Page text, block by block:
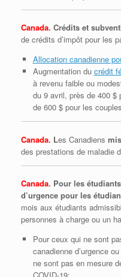
Canada. Crédits et
de crédits d’impôt pour les
Allocation canadienne
Augmentation du crédit
à revenu faible ou
du 9 avril, près de 400 $
de 600 $ pour les
Canada. Les Canadiens
des prestations de maladie
Canada. Pour les
d’urgence pour les
mois aux étudiants
personnes à charge ou un
Pour ceux qui ne sont
canadienne d’urgence
ne sont pas en mesure